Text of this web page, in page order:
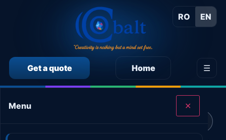
RO EN
Get a quote Home ☰
Menu ✕
CALCULEAZĂ SINGUR PREȚUL SERVICIILOR